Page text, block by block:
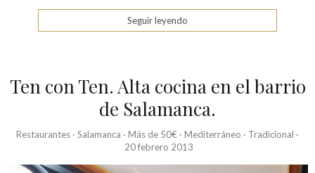
Seguir leyendo
Ten con Ten. Alta cocina en el barrio
de Salamanca.
Restaurantes · Salamanca · Más de 50€ · Mediterráneo · Tradicional ·
20 febrero 2013